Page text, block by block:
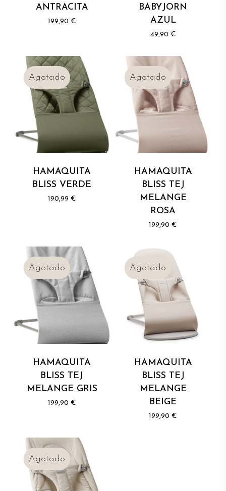
ANTRACITA
199,90 €
BABYJORN
AZUL
49,90 €
HAMAQUITA
BLISS VERDE
190,99 €
HAMAQUITA
BLISS TEJ
MELANGE
ROSA
199,90 €
HAMAQUITA
BLISS TEJ
MELANGE GRIS
199,90 €
HAMAQUITA
BLISS TEJ
MELANGE
BEIGE
199,90 €